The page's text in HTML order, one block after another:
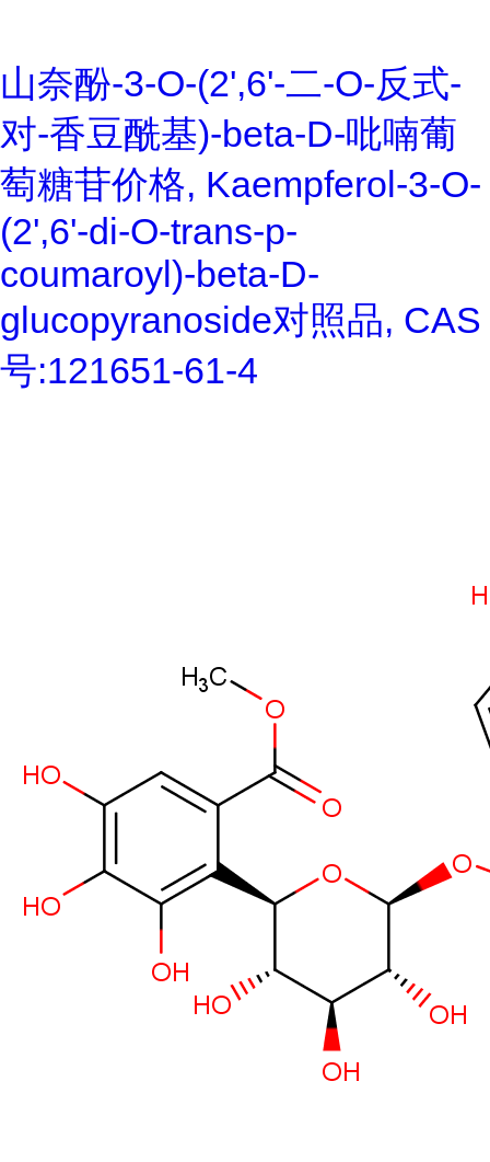
山奈酚-3-O-(2',6'-二-O-反式-
对-香豆酰基)-beta-D-吡喃葡
萄糖苷价格, Kaempferol-3-O-
(2',6'-di-O-trans-p-
coumaroyl)-beta-D-
glucopyranoside对照品, CAS
号:121651-61-4